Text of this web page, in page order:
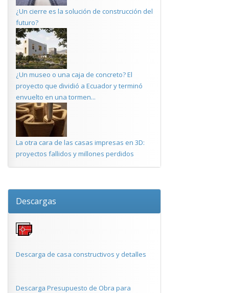
¿Un cierre es la solución de construcción del
futuro?
¿Un museo o una caja de concreto? El
proyecto que dividió a Ecuador y terminó
envuelto en una tormen...
La otra cara de las casas impresas en 3D:
proyectos fallidos y millones perdidos
Descargas
Descarga de casa constructivos y detalles
Descarga Presupuesto de Obra para